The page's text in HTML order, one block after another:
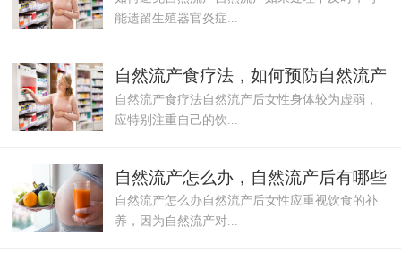
能遗留生殖器官炎症...
自然流产食疗法，如何预防自然流产
自然流产食疗法自然流产后女性身体较为虚弱，
应特别注重自己的饮...
自然流产怎么办，自然流产后有哪些
注意事项
自然流产怎么办自然流产后女性应重视饮食的补
养，因为自然流产对...